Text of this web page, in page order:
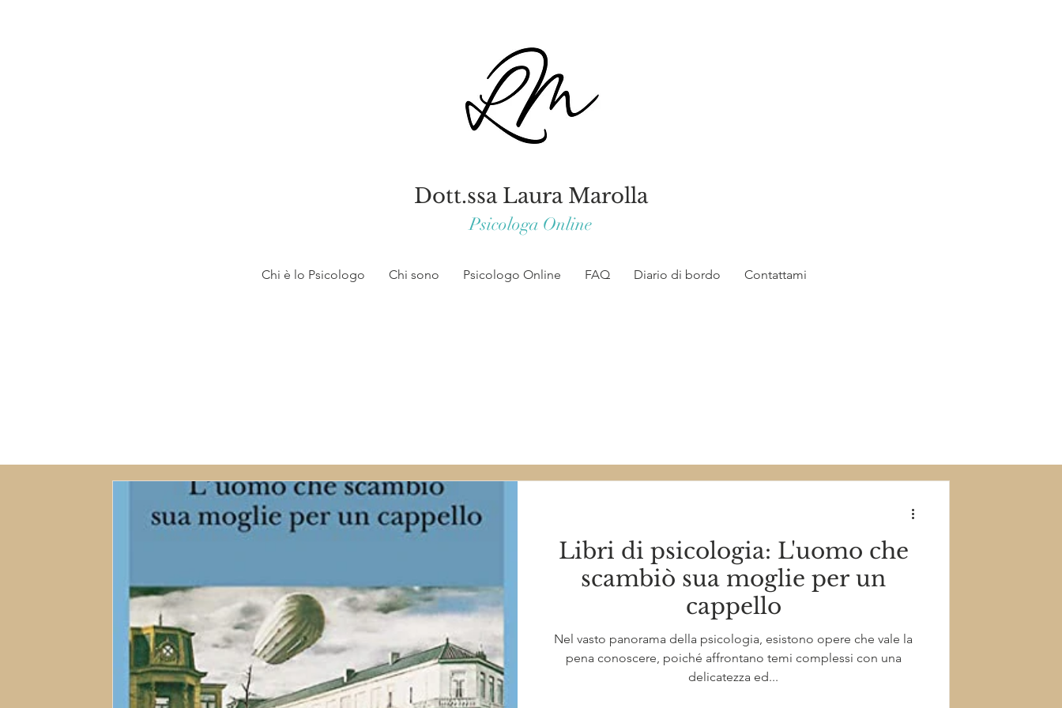
Dott.ssa Laura Marolla
Psicologa Online
Chi è lo Psicologo Chi sono Psicologo Online FAQ Diario di bordo Contattami
Diario di bordoLibri di psicologia: L'uomo che
scambiò sua moglie per un
cappello
Nel vasto panorama della psicologia, esistono opere che vale la
pena conoscere, poiché affrontano temi complessi con una
delicatezza ed...